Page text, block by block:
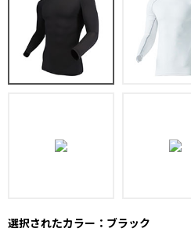
選択されたカラー：ブラック